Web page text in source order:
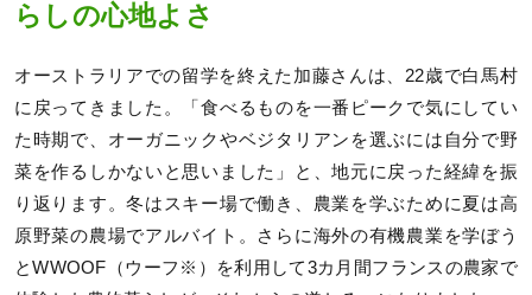
らしの心地よさ
オーストラリアでの留学を終えた加藤さんは、22歳で白馬村
に戻ってきました。「食べるものを一番ピークで気にしてい
た時期で、オーガニックやベジタリアンを選ぶには自分で野
菜を作るしかないと思いました」と、地元に戻った経緯を振
り返ります。冬はスキー場で働き、農業を学ぶために夏は高
原野菜の農場でアルバイト。さらに海外の有機農業を学ぼう
とWWOOF（ウーフ※）を利用して3カ月間フランスの農家で